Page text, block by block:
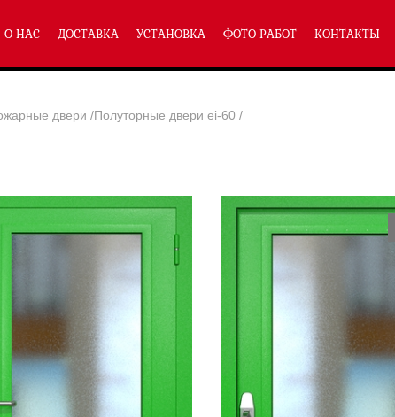
Полуторные двери ei-60(204)
Двупольные двери ei-60 (158)
Глухие двери ei-60
Остекленные двери ei-60
Светопозрачные двери с максимальным остеклением eiw-60
Двери с отделкой МДФ ei-60
Двери антипаника ei-60
Дымогазонепрницаемые двери eis-60
Двери ei-60 с отбойником
Двери ei-60 для медицинских учреждений
Двери ei-60 для производственных помещений
О НАС ДОСТАВКА УСТАНОВКА ФОТО РАБОТ КОНТАКТЫ
двери /Полуторные двери ei-60 /